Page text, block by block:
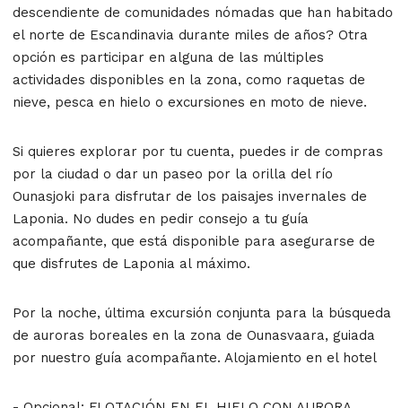
descendiente de comunidades nómadas que han habitado
el norte de Escandinavia durante miles de años? Otra
opción es participar en alguna de las múltiples
actividades disponibles en la zona, como raquetas de
nieve, pesca en hielo o excursiones en moto de nieve.
Si quieres explorar por tu cuenta, puedes ir de compras
por la ciudad o dar un paseo por la orilla del río
Ounasjoki para disfrutar de los paisajes invernales de
Laponia. No dudes en pedir consejo a tu guía
acompañante, que está disponible para asegurarse de
que disfrutes de Laponia al máximo.
Por la noche, última excursión conjunta para la búsqueda
de auroras boreales en la zona de Ounasvaara, guiada
por nuestro guía acompañante. Alojamiento en el hotel